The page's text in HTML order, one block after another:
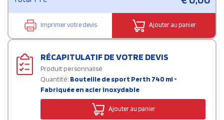
Imprimer votre devis Ajouter au panier
RÉCAPITULATIF DE VOTRE DEVIS
Produit personnalisé
Quantité: Bouteille de sport Perth 740 ml -
Fabriquée en acier inoxydable
Ajouter au panier